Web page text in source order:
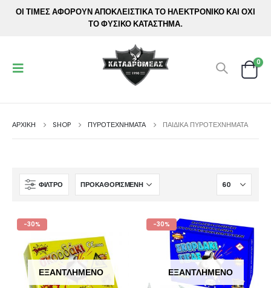
ΟΙ ΤΙΜΕΣ ΑΦΟΡΟΥΝ ΑΠΟΚΛΕΙΣΤΙΚΑ ΤΟ ΗΛΕΚΤΡΟΝΙΚΟ ΚΑΙ ΟΧΙ
ΤΟ ΦΥΣΙΚΟ ΚΑΤΑΣΤΗΜΑ.
0
ΑΡΧΙΚΉ SHOP ΠΥΡΟΤΕΧΝΗΜΑΤΑ ΠΑΙΔΙΚΆ ΠΥΡΟΤΕΧΝΉΜΑΤΑ
ΦΊΛΤΡΟ
-30%
ΕΞΑΝΤΛΗΜΈΝΟ
-30%
ΕΞΑΝΤΛΗΜΈΝΟ